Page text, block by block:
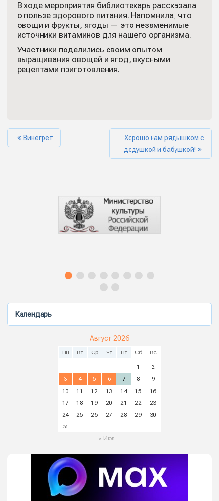
Календарь
Август 2026
Пн Вт Ср Чт Пт Сб Вс
1
2
3
4 5 6 7 8
9
10
11 12 13 14 15
16
17
18 19 20 21 22
23
24
25 26 27 28 29
30
31
« Июл
В ходе мероприятия библиотекарь рассказала
о пользе здорового питания. Напомнила, что
овощи и фрукты, ягоды — это незаменимые
источники витаминов для нашего организма.
Участники поделились своим опытом
выращивания овощей и ягод, вкусными
рецептами приготовления.
Винегрет
Хорошо нам рядышком с
дедушкой и бабушкой!